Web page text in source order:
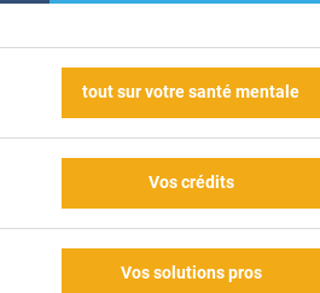
tout sur votre santé mentale
Vos crédits
Vos solutions pros